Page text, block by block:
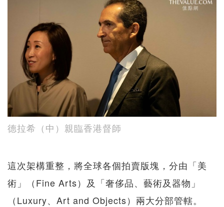
德拉希（中）親臨香港督師
這次架構重整，將全球各個拍賣版塊，分由「美
術」（Fine Arts）及「奢侈品、藝術及器物」
（Luxury、Art and Objects）兩大分部管轄。